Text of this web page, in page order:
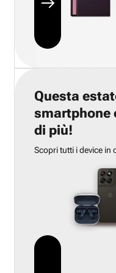
Questa
smartphone
di più!
Scopri tutti i device in